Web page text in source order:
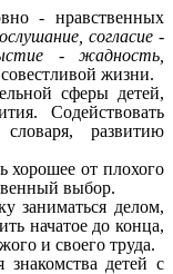
- нравственных
согласие -
- жадность,
жизни.
сферы детей,
Содействовать
развитию
хорошее от плохого
выбор.
заниматься делом,
начатое до конца,
и своего труда.
детей с